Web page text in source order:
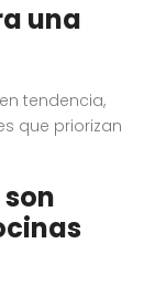
una
tendencia,
que priorizan